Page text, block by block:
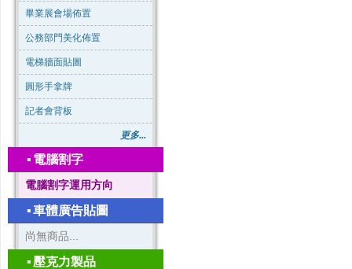
畢業展會場佈置
公務部門美化佈置
電梯牆面貼圖
圓形手拿牌
記者會背板
更多...
▪ 電腦割字
電腦割字運用方向
▪車體廣告貼圖
尚無商品...
▪ 壓克力製品